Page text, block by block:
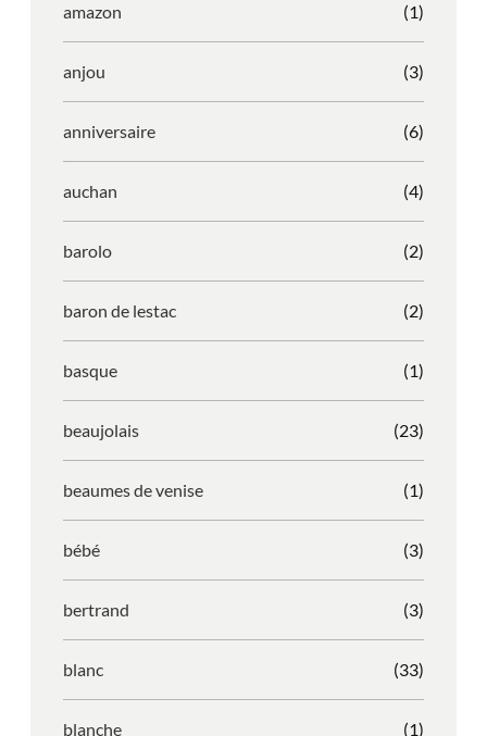
amazon (1)
anjou (3)
anniversaire (6)
auchan (4)
barolo (2)
baron de lestac (2)
basque (1)
beaujolais (23)
beaumes de venise (1)
bébé (3)
bertrand (3)
blanc (33)
blanche (1)